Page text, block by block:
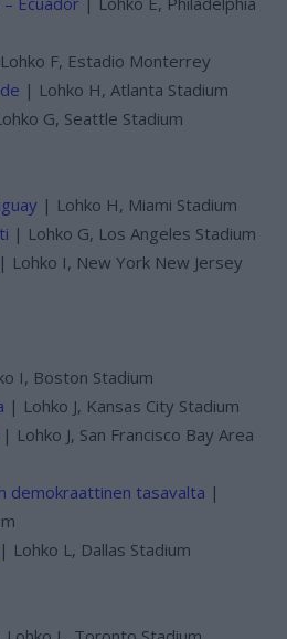
F, Estadio Monterrey
| Lohko H, Atlanta Stadium
G, Seattle Stadium
| Lohko H, Miami Stadium
| Lohko G, Los Angeles Stadium
| Lohko I, New York New Jersey
I, Boston Stadium
| Lohko J, Kansas City Stadium
| Lohko J, San Francisco Bay Area
demokraattinen tasavalta |
| Lohko L, Dallas Stadium